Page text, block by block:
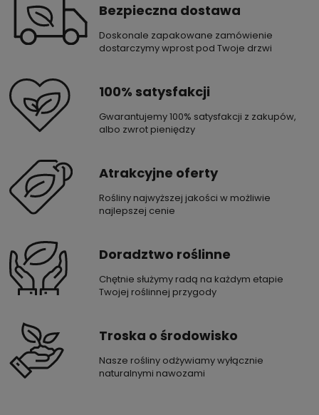
Bezpieczna dostawa
Doskonale zapakowane zamówienie
dostarczymy wprost pod Twoje drzwi
100% satysfakcji
Gwarantujemy 100% satysfakcji z zakupów,
albo zwrot pieniędzy
Atrakcyjne oferty
Rośliny najwyższej jakości w możliwie
najlepszej cenie
Doradztwo roślinne
Chętnie służymy radą na każdym etapie
Twojej roślinnej przygody
Troska o środowisko
Nasze rośliny odżywiamy wyłącznie
naturalnymi nawozami